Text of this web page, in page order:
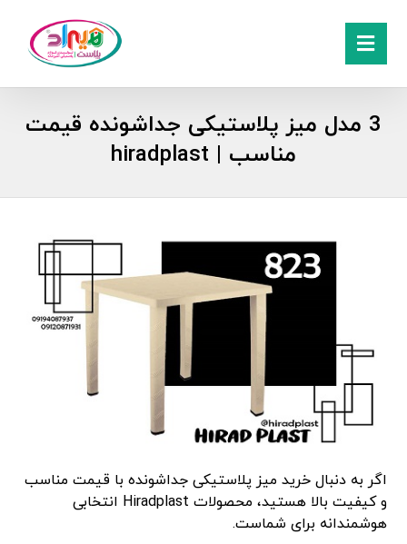
3 مدل میز پلاستیکی جداشونده قیمت
مناسب | hiradplast
اگر به دنبال خرید میز پلاستیکی جداشونده با قیمت مناسب
و کیفیت بالا هستید، محصولات Hiradplast انتخابی
هوشمندانه برای شماست.